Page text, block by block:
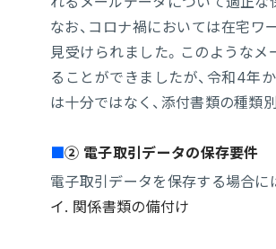
なお、コロナ禍においては在宅
見受けられました。このような
ることができましたが、令和4年
は十分ではなく、添付書類の種類
② 電子取引データの保存要件
電子取引データを保存する場合に
イ. 関係書類の備付け